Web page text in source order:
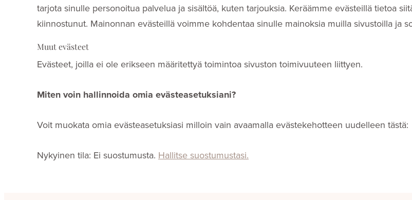
tarjota sinulle personoitua palvelua ja sisältöä, kuten tarjouksia. Keräämme evästeillä tietoa
kiinnostunut. Mainonnan evästeillä voimme kohdentaa sinulle mainoksia muilla sivustoilla ja
Muut evästeet
Evästeet, joilla ei ole erikseen määritettyä toimintoa sivuston toimivuuteen liittyen.
Miten voin hallinnoida omia evästeasetuksiani?
Voit muokata omia evästeasetuksiasi milloin vain avaamalla evästekehotteen uudelleen tästä:
Nykyinen tila: Ei suostumusta. Hallitse suostumustasi.